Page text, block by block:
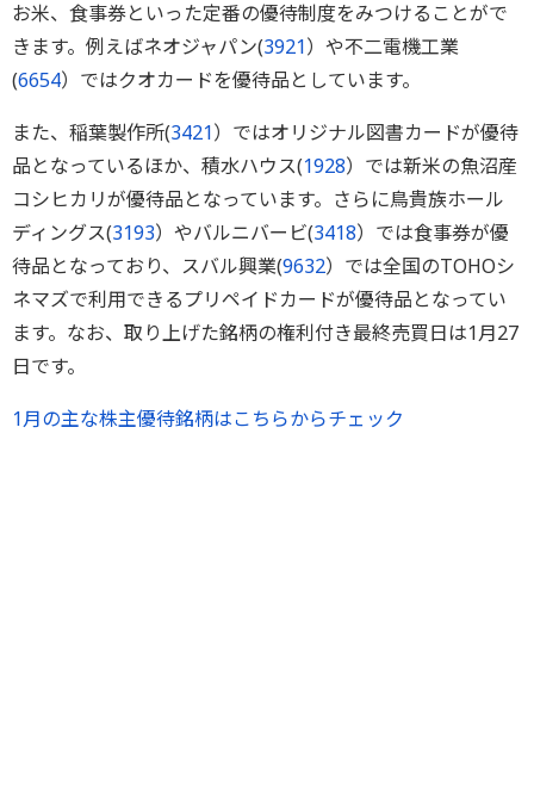
お米、食事券といった定番の優待制度をみつけることがで
きます。例えばネオジャパン(3921）や不二電機工業
(6654）ではクオカードを優待品としています。
また、稲葉製作所(3421）ではオリジナル図書カードが優待
品となっているほか、積水ハウス(1928）では新米の魚沼産
コシヒカリが優待品となっています。さらに鳥貴族ホール
ディングス(3193）やバルニバービ(3418）では食事券が優
待品となっており、スバル興業(9632）では全国のTOHOシ
ネマズで利用できるプリペイドカードが優待品となってい
ます。なお、取り上げた銘柄の権利付き最終売買日は1月27
日です。
1月の主な株主優待銘柄はこちらからチェック